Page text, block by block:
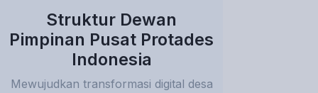
Struktur Dewan
Pimpinan Pusat Protades
Indonesia
Mewujudkan transformasi digital desa